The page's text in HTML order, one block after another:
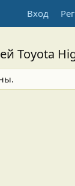
Вход
Toyota